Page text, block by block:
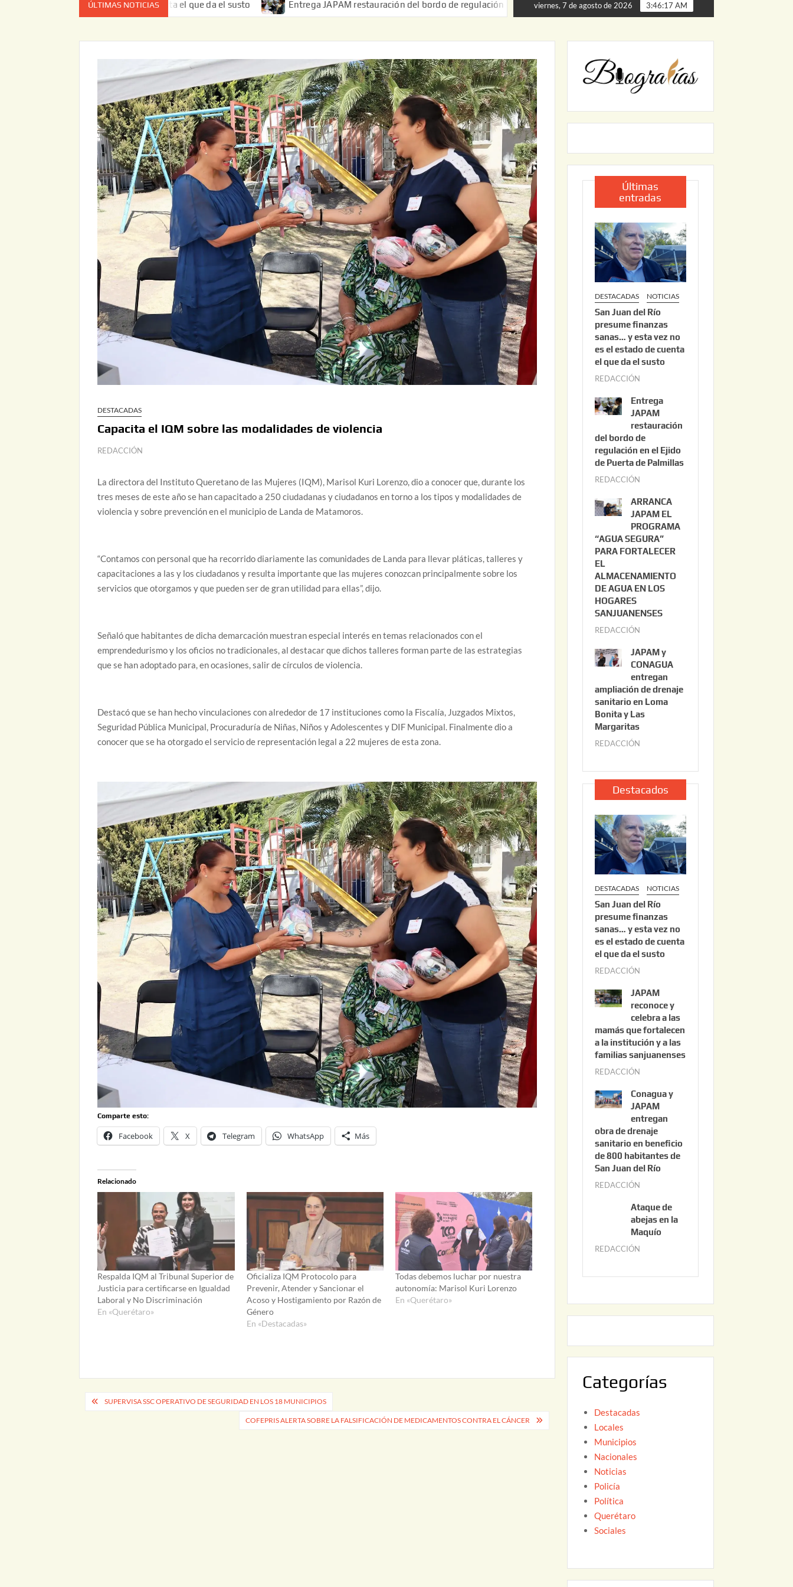
ÚLTIMAS NOTICIAS
no es el estado de cuenta el que da el susto Entrega JAPAM restauración del bordo de regulación en el Ejido de Puerta de Palmillas ARRANCA JAPAM EL PROGRAMA “AGUA
viernes, 7 de agosto de 2026 3:46:19 AM
DESTACADAS
Capacita el IQM sobre las modalidades de violencia
REDACCIÓN
La directora del Instituto Queretano de las Mujeres (IQM), Marisol Kuri Lorenzo, dio a conocer que, durante los
tres meses de este año se han capacitado a 250 ciudadanas y ciudadanos en torno a los tipos y modalidades de
violencia y sobre prevención en el municipio de Landa de Matamoros.
“Contamos con personal que ha recorrido diariamente las comunidades de Landa para llevar pláticas, talleres y
capacitaciones a las y los ciudadanos y resulta importante que las mujeres conozcan principalmente sobre los
servicios que otorgamos y que pueden ser de gran utilidad para ellas”, dijo.
Señaló que habitantes de dicha demarcación muestran especial interés en temas relacionados con el
emprendedurismo y los oficios no tradicionales, al destacar que dichos talleres forman parte de las estrategias
que se han adoptado para, en ocasiones, salir de círculos de violencia.
Destacó que se han hecho vinculaciones con alrededor de 17 instituciones como la Fiscalía, Juzgados Mixtos,
Seguridad Pública Municipal, Procuraduría de Niñas, Niños y Adolescentes y DIF Municipal. Finalmente dio a
conocer que se ha otorgado el servicio de representación legal a 22 mujeres de esta zona.
Comparte esto:
Facebook X Telegram WhatsApp Más
Relacionado
Respalda IQM al Tribunal Superior de
Justicia para certificarse en Igualdad
Laboral y No Discriminación
En «Querétaro»
Oficializa IQM Protocolo para
Prevenir, Atender y Sancionar el
Acoso y Hostigamiento por Razón de
Género
En «Destacadas»
Todas debemos luchar por nuestra
autonomía: Marisol Kuri Lorenzo
En «Querétaro»
Navegación
SUPERVISA SSC OPERATIVO DE SEGURIDAD EN LOS 18 MUNICIPIOS
COFEPRIS ALERTA SOBRE LA FALSIFICACIÓN DE MEDICAMENTOS CONTRA EL CÁNCER
Últimas
entradas
DESTACADAS NOTICIAS
San Juan del Río
presume finanzas
sanas… y esta vez no
es el estado de cuenta
el que da el susto
REDACCIÓN
o
s
t
o
3
2
0
2
6
Entrega
JAPAM
restauración
del bordo de
regulación en el Ejido
de Puerta de Palmillas
REDACCIÓN
l
i
o
2
0
ARRANCA
JAPAM EL
PROGRAMA
“AGUA SEGURA”
PARA FORTALECER
EL
ALMACENAMIENTO
DE AGUA EN LOS
HOGARES
SANJUANENSES
REDACCIÓN
l
i
o
2
2
2
6
JAPAM y
CONAGUA
entregan
ampliación de drenaje
sanitario en Loma
Bonita y Las
Margaritas
REDACCIÓN
l
i
o
2
2
,
2
0
2
6
Destacados
DESTACADAS NOTICIAS
San Juan del Río
presume finanzas
sanas… y esta vez no
es el estado de cuenta
el que da el susto
REDACCIÓN
s
t
o
3
0
2
6
JAPAM
reconoce y
celebra a las
mamás que fortalecen
a la institución y a las
familias sanjuanenses
REDACCIÓN
n
i
o
3
0
0
2
6
Conagua y
JAPAM
entregan
obra de drenaje
sanitario en beneficio
de 800 habitantes de
San Juan del Río
REDACCIÓN
n
i
0
2
Ataque de
abejas en la
Maquío
REDACCIÓN
y
2
Categorías
Destacadas
Locales
Municipios
Nacionales
Noticias
Policía
Política
Querétaro
Sociales